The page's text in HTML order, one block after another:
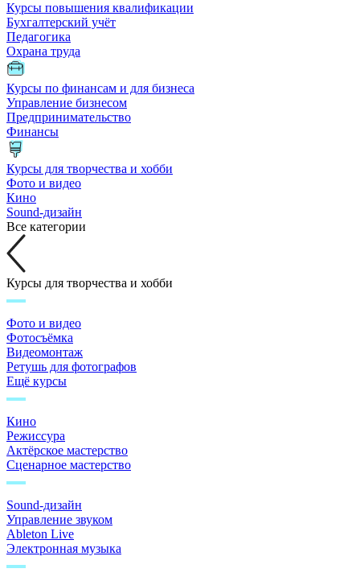
Курсы повышения квалификации
Бухгалтерский учёт
Педагогика
Охрана труда
Курсы по финансам и для бизнеса
Управление бизнесом
Предпринимательство
Финансы
Курсы для творчества и хобби
Фото и видео
Кино
Sound-дизайн
Все категории
Курсы для творчества и хобби
Фото и видео
Фотосъёмка
Видеомонтаж
Ретушь для фотографов
Ещё курсы
Кино
Режиссура
Актёрское мастерство
Сценарное мастерство
Sound-дизайн
Управление звуком
Ableton Live
Электронная музыка